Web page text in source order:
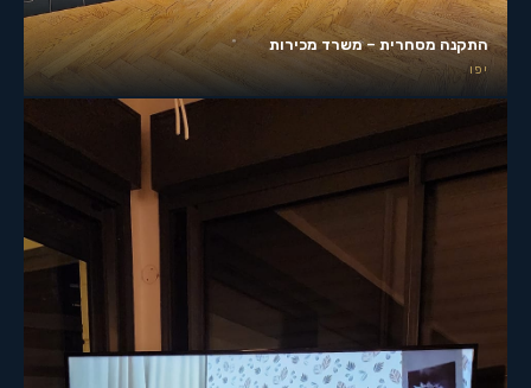
התקנה מסחרית – משרד מכירות
יפו